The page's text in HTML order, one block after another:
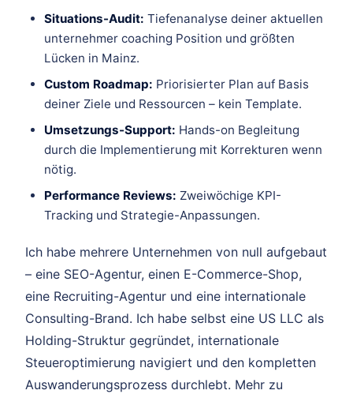
Situations-Audit: Tiefenanalyse deiner aktuellen
unternehmer coaching Position und größten
Lücken in Mainz.
Custom Roadmap: Priorisierter Plan auf Basis
deiner Ziele und Ressourcen – kein Template.
Umsetzungs-Support: Hands-on Begleitung
durch die Implementierung mit Korrekturen wenn
nötig.
Performance Reviews: Zweiwöchige KPI-
Tracking und Strategie-Anpassungen.
Ich habe mehrere Unternehmen von null aufgebaut
– eine SEO-Agentur, einen E-Commerce-Shop,
eine Recruiting-Agentur und eine internationale
Consulting-Brand. Ich habe selbst eine US LLC als
Holding-Struktur gegründet, internationale
Steueroptimierung navigiert und den kompletten
Auswanderungsprozess durchlebt. Mehr zu